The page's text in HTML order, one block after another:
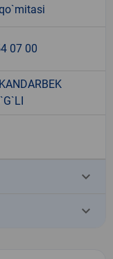
07 00
keyboard_arrow_down
keyboard_arrow_down